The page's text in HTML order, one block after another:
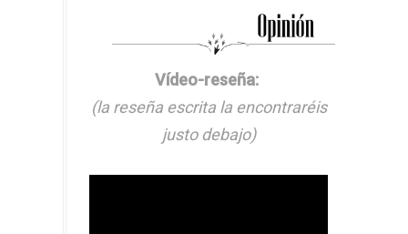
Vídeo-reseña:
(la reseña escrita la encontraréis
justo debajo)